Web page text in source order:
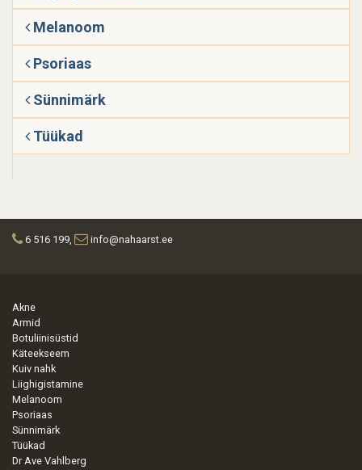
Melanoom
Psoriaas
Sünnimärk
Tüükad
6 516 199, info@nahaarst.ee
Akne
Armid
Botuliinisüstid
Käteekseem
Kuiv nahk
Liighigistamine
Melanoom
Psoriaas
Sünnimärk
Tüükad
Dr Ave Vahlberg